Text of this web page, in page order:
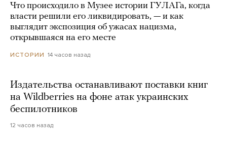
Что происходило в Музее истории ГУЛАГа, когда
власти решили его ликвидировать, — и как
выглядит экспозиция об ужасах нацизма,
открывшаяся на его месте
ИСТОРИИ 14 часов назад
Издательства останавливают поставки книг
на Wildberries на фоне атак украинских
беспилотников
12 часов назад